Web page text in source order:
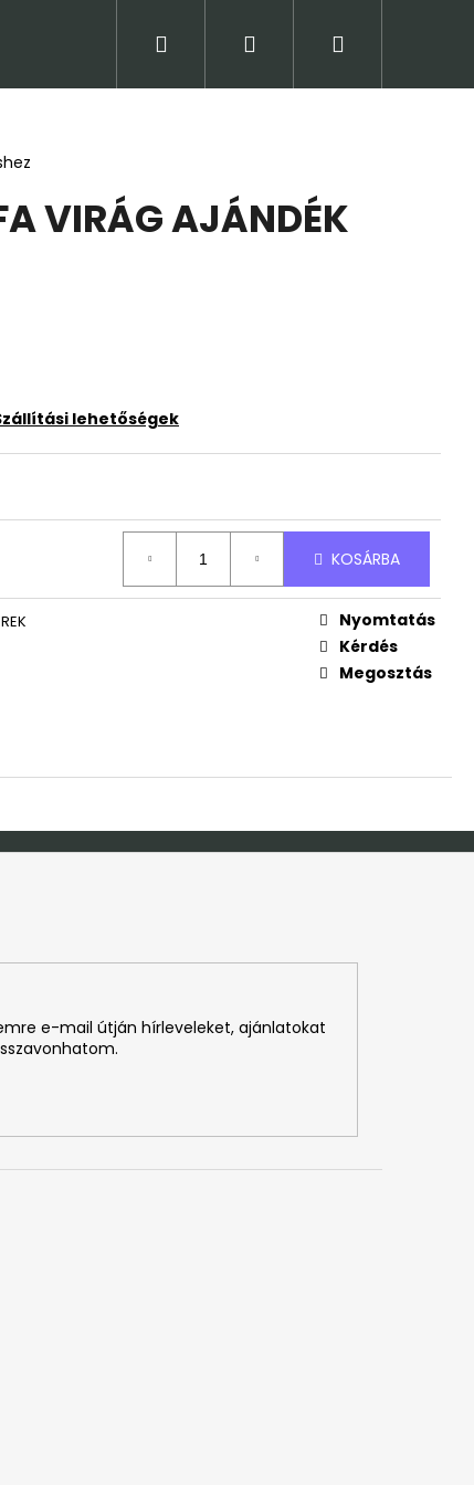
(ÁSZF) Adatkezelési tájékoztató
Keresés Bejelentkezés
VIRÁG AJÁNDÉK
lehetőségek
KOSÁRBA
Nyomtatás
Kérdés
Megosztás
e-mail útján hírleveleket, ajánlatokat